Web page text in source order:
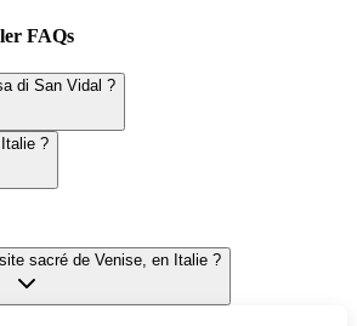
FAQs
di San Vidal ?
?
sacré de Venise, en Italie ?